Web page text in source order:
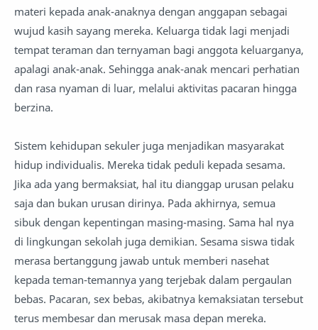
materi kepada anak-anaknya dengan anggapan sebagai
wujud kasih sayang mereka. Keluarga tidak lagi menjadi
tempat teraman dan ternyaman bagi anggota keluarganya,
apalagi anak-anak. Sehingga anak-anak mencari perhatian
dan rasa nyaman di luar, melalui aktivitas pacaran hingga
berzina.
Sistem kehidupan sekuler juga menjadikan masyarakat
hidup individualis. Mereka tidak peduli kepada sesama.
Jika ada yang bermaksiat, hal itu dianggap urusan pelaku
saja dan bukan urusan dirinya. Pada akhirnya, semua
sibuk dengan kepentingan masing-masing. Sama hal nya
di lingkungan sekolah juga demikian. Sesama siswa tidak
merasa bertanggung jawab untuk memberi nasehat
kepada teman-temannya yang terjebak dalam pergaulan
bebas. Pacaran, sex bebas, akibatnya kemaksiatan tersebut
terus membesar dan merusak masa depan mereka.